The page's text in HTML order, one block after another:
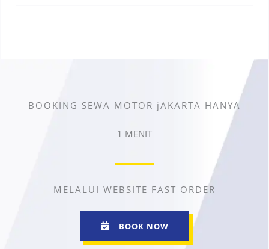
BOOKING SEWA MOTOR jAKARTA HANYA
1 MENIT
MELALUI WEBSITE FAST ORDER
BOOK NOW